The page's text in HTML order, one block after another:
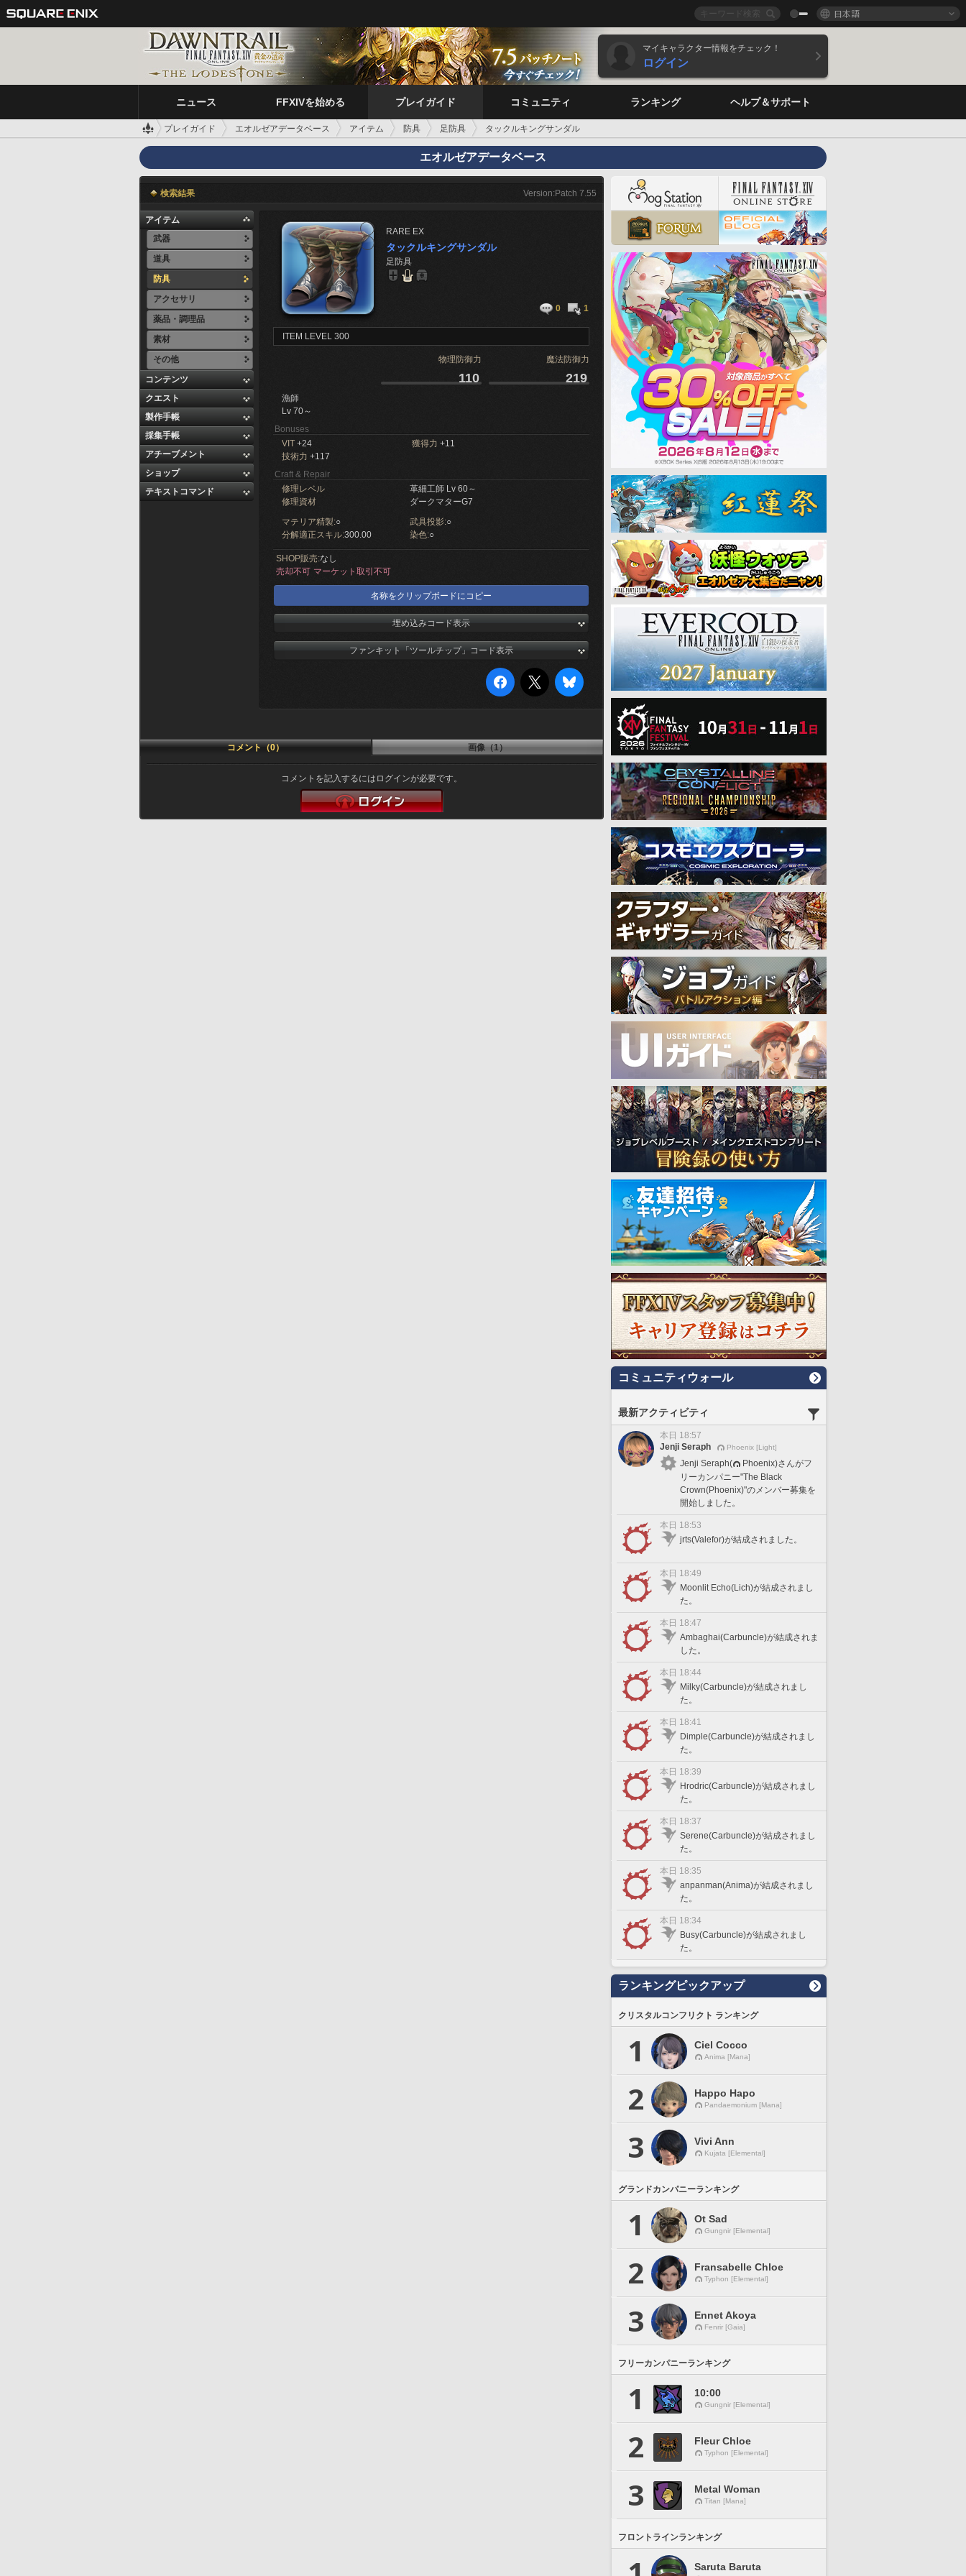
日本語
マイキャラクター情報をチェック！
ログイン
ニュース FFXIVを始める プレイガイド コミュニティ ランキング ヘルプ＆サポート
プレイガイド エオルゼアデータベース アイテム 防具 足防具 タックルキングサンダル
エオルゼアデータベース
検索結果 Version:Patch 7.55
アイテム
武器
道具
防具
アクセサリ
薬品・調理品
素材
その他
コンテンツ
クエスト
製作手帳
採集手帳
アチーブメント
ショップ
テキストコマンド
RARE EX
タックルキングサンダル
足防具
0 1
ITEM LEVEL 300
物理防御力 魔法防御力
110 219
漁師
Lv 70～
Bonuses
VIT +24 獲得力 +11
技術力 +117
Craft & Repair
修理レベル
革細工師 Lv 60～
修理資材
ダークマターG7
マテリア精製:○ 武具投影:○
分解適正スキル:300.00 染色:○
SHOP販売:なし
売却不可 マーケット取引不可
名称をクリップボードにコピー
埋め込みコード表示
ファンキット「ツールチップ」コード表示
コメント（0） 画像（1）
コメントを記入するにはログインが必要です。
コミュニティウォール
最新アクティビティ
本日 18:57
Jenji Seraph
Phoenix [Light]
Jenji Seraph(
Phoenix)さんがフ
リーカンパニー"The Black
Crown(Phoenix)"のメンバー募集を
開始しました。
本日 18:53
jrts(Valefor)が結成されました。
本日 18:49
Moonlit Echo(Lich)が結成されまし
た。
本日 18:47
Ambaghai(Carbuncle)が結成されま
した。
本日 18:44
Milky(Carbuncle)が結成されまし
た。
本日 18:41
Dimple(Carbuncle)が結成されまし
た。
本日 18:39
Hrodric(Carbuncle)が結成されまし
た。
本日 18:37
Serene(Carbuncle)が結成されまし
た。
本日 18:35
anpanman(Anima)が結成されまし
た。
本日 18:34
Busy(Carbuncle)が結成されまし
た。
ランキングピックアップ
クリスタルコンフリクト ランキング
1 Ciel Cocco
Anima [Mana]
2 Happo Hapo
Pandaemonium [Mana]
3 Vivi Ann
Kujata [Elemental]
グランドカンパニーランキング
1 Ot Sad
Gungnir [Elemental]
2 Fransabelle Chloe
Typhon [Elemental]
3 Ennet Akoya
Fenrir [Gaia]
フリーカンパニーランキング
1 10:00
Gungnir [Elemental]
2 Fleur Chloe
Typhon [Elemental]
3 Metal Woman
Titan [Mana]
フロントラインランキング
Saruta Baruta